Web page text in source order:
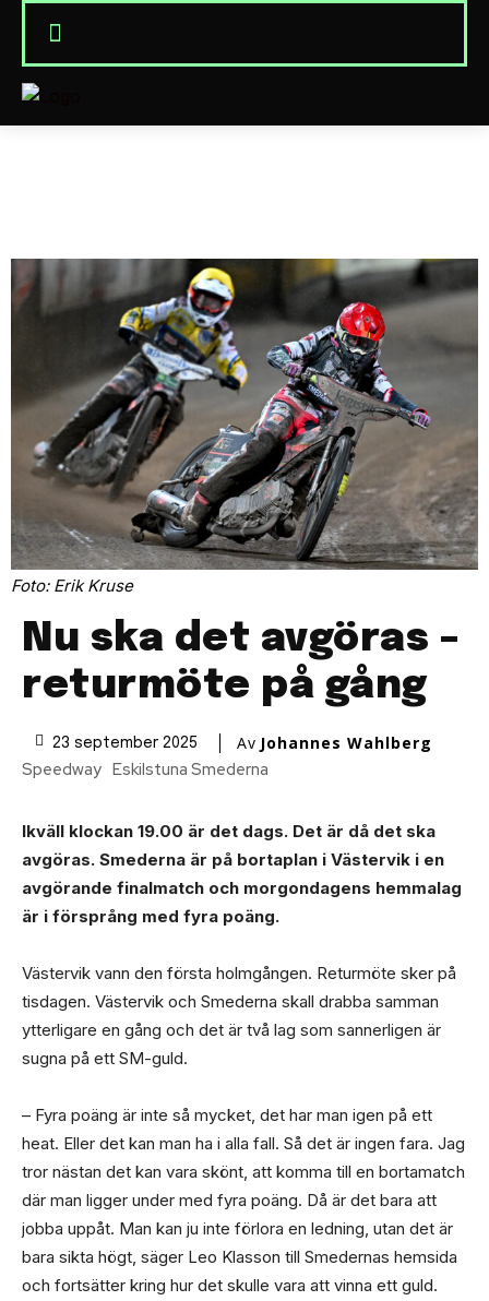
Foto: Erik Kruse
Nu ska det avgöras –
returmöte på gång
23 september 2025 Av Johannes Wahlberg
Speedway Eskilstuna Smederna
Ikväll klockan 19.00 är det dags. Det är då det ska
avgöras. Smederna är på bortaplan i Västervik i en
avgörande finalmatch och morgondagens hemmalag
är i försprång med fyra poäng.
Västervik vann den första holmgången. Returmöte sker på
tisdagen. Västervik och Smederna skall drabba samman
ytterligare en gång och det är två lag som sannerligen är
sugna på ett SM-guld.
– Fyra poäng är inte så mycket, det har man igen på ett
heat. Eller det kan man ha i alla fall. Så det är ingen fara. Jag
tror nästan det kan vara skönt, att komma till en bortamatch
där man ligger under med fyra poäng. Då är det bara att
jobba uppåt. Man kan ju inte förlora en ledning, utan det är
bara sikta högt, säger Leo Klasson till Smedernas hemsida
och fortsätter kring hur det skulle vara att vinna ett guld.